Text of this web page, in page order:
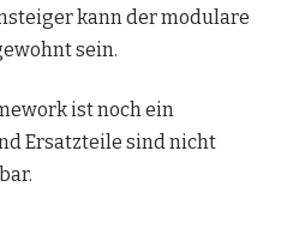
kann der modulare
sein.
ist noch ein
Ersatzteile sind nicht